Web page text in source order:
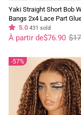
Yaki Straight Short Bob
Bangs 2x4 Lace Part
On And Go Wig Flash Sale
5.0 431 sold
Prix
régulier
Prix
réduit
À partir de$76.90
57%